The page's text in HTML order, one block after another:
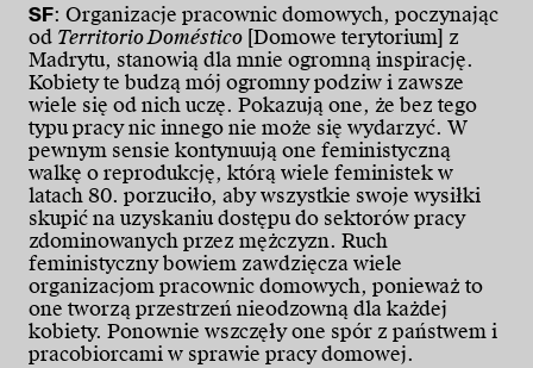
SF: Organizacje pracownic domowych, poczynając
od Territorio Doméstico [Domowe terytorium] z
Madrytu, stanowią dla mnie ogromną inspirację.
Kobiety te budzą mój ogromny podziw i zawsze
wiele się od nich uczę. Pokazują one, że bez tego
typu pracy nic innego nie może się wydarzyć. W
pewnym sensie kontynuują one feministyczną
walkę o reprodukcję, którą wiele feministek w
latach 80. porzuciło, aby wszystkie swoje wysiłki
skupić na uzyskaniu dostępu do sektorów pracy
zdominowanych przez mężczyzn. Ruch
feministyczny bowiem zawdzięcza wiele
organizacjom pracownic domowych, ponieważ to
one tworzą przestrzeń nieodzowną dla każdej
kobiety. Ponownie wszczęły one spór z państwem i
pracobiorcami w sprawie pracy domowej.